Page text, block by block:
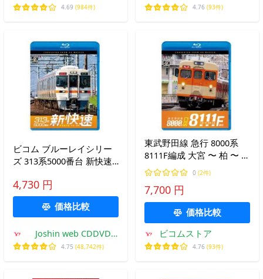
4.69 (984件) 4.76 (93件)
ビコム ブルーレイシリー
ズ 313系5000番台 新快速
道[Blu-ray]【返品種別A】
4,730 円
価格比較
Joshin web CDDVD
Yahoo!店
4.75 (48,742件)
東武野田線 急行 8000系
8111F編成 大宮 〜 柏 〜 船
橋 往復 ビコムストア ブル
ーレイ
0 (2件)
7,700 円
価格比較
ビコムストア
4.76 (93件)